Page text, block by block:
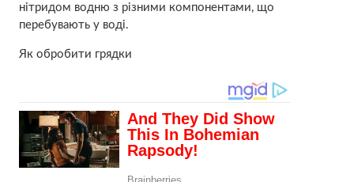
нітpидом водню з різними компонентами, що
перебувають у воді.
Як обробити грядки